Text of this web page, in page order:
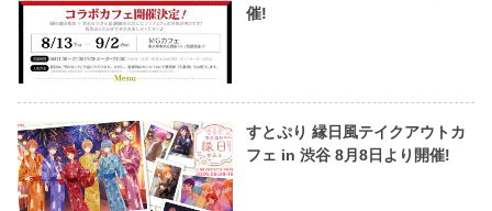
催!
すとぷり 縁日風テイクアウトカ
フェ in 渋谷 8月8日より開催!